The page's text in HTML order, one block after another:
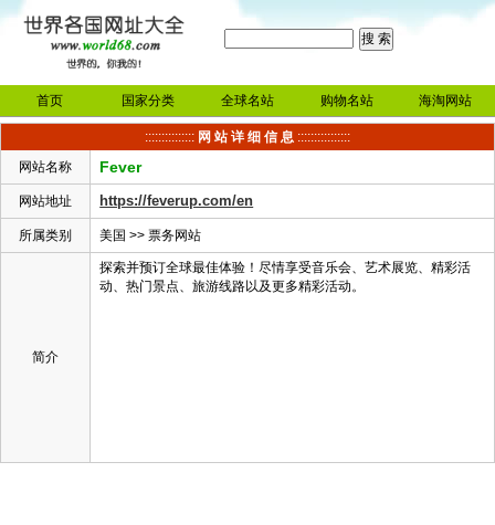
首页 国家分类 全球名站 购物名站 海淘网站
::::::::::::::: 网 站 详 细 信 息 ::::::::::::::::
网站名称
Fever
网站地址 https://feverup.com/en
所属类别 美国 >>票务网站
简介
探索并预订全球最佳体验！尽情享受音乐会、艺术展览、精彩活
动、热门景点、旅游线路以及更多精彩活动。